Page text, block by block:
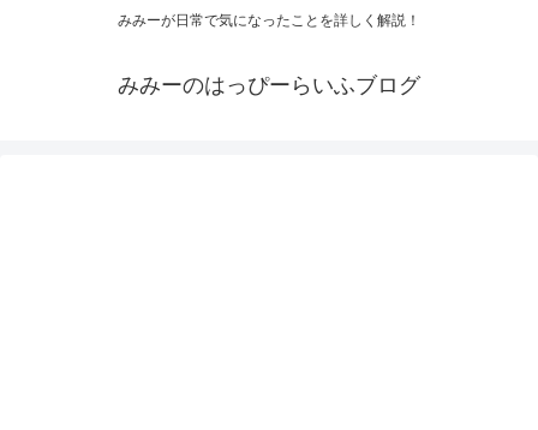
みみーが日常で気になったことを詳しく解説！
みみーのはっぴーらいふブログ